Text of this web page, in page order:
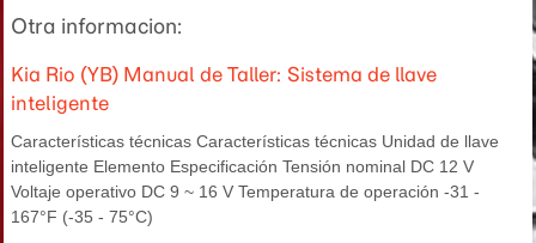
Otra informacion:
Kia Rio (YB) Manual de Taller: Sistema de llave
inteligente
Características técnicas Características técnicas Unidad de llave
inteligente Elemento Especificación Tensión nominal DC 12 V
Voltaje operativo DC 9 ~ 16 V Temperatura de operación -31 -
167°F (-35 - 75°C)